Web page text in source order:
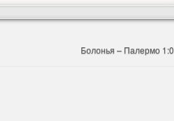
Болонья – Палермо 1:0